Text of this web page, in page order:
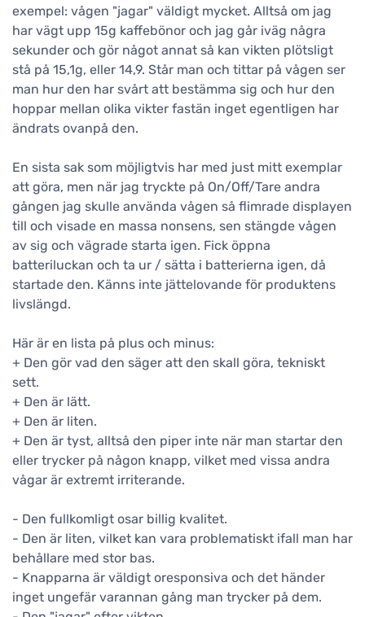
exempel: vågen "jagar" väldigt mycket. Alltså om jag
har vägt upp 15g kaffebönor och jag går iväg några
sekunder och gör något annat så kan vikten plötsligt
stå på 15,1g, eller 14,9. Står man och tittar på vågen ser
man hur den har svårt att bestämma sig och hur den
hoppar mellan olika vikter fastän inget egentligen har
ändrats ovanpå den.
En sista sak som möjligtvis har med just mitt exemplar
att göra, men när jag tryckte på On/Off/Tare andra
gången jag skulle använda vågen så flimrade displayen
till och visade en massa nonsens, sen stängde vågen
av sig och vägrade starta igen. Fick öppna
batteriluckan och ta ur / sätta i batterierna igen, då
startade den. Känns inte jättelovande för produktens
livslängd.
Här är en lista på plus och minus:
+ Den gör vad den säger att den skall göra, tekniskt
sett.
+ Den är lätt.
+ Den är liten.
+ Den är tyst, alltså den piper inte när man startar den
eller trycker på någon knapp, vilket med vissa andra
vågar är extremt irriterande.
- Den fullkomligt osar billig kvalitet.
- Den är liten, vilket kan vara problematiskt ifall man har
behållare med stor bas.
- Knapparna är väldigt oresponsiva och det händer
inget ungefär varannan gång man trycker på dem.